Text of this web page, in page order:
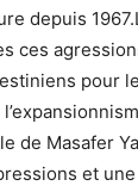
depuis
ces
pour
de Masafer
et